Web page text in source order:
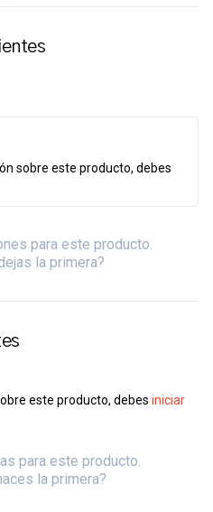
sobre este producto, debes
para este producto.
la primera?
este producto, debes iniciar
para este producto.
la primera?